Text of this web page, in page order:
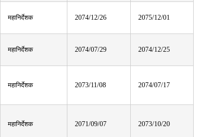
महानिर्देशक 2074/12/26 2075/12/01
महानिर्देशक 2074/07/29 2074/12/25
महानिर्देशक 2073/11/08 2074/07/17
महानिर्देशक 2071/09/07 2073/10/20